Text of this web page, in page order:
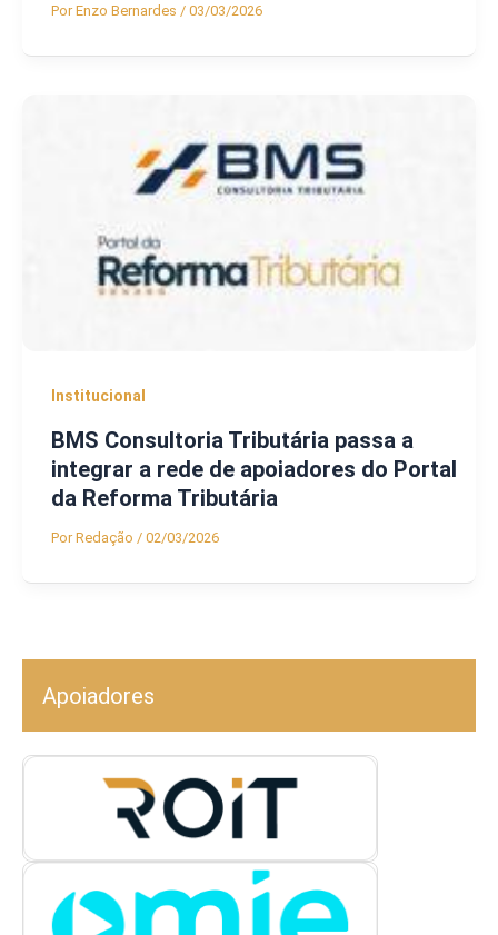
PorEnzo Bernardes / 03/03/2026
Institucional
BMS Consultoria Tributária passa a
integrar a rede de apoiadores do Portal
da Reforma Tributária
PorRedação / 02/03/2026
Apoiadores